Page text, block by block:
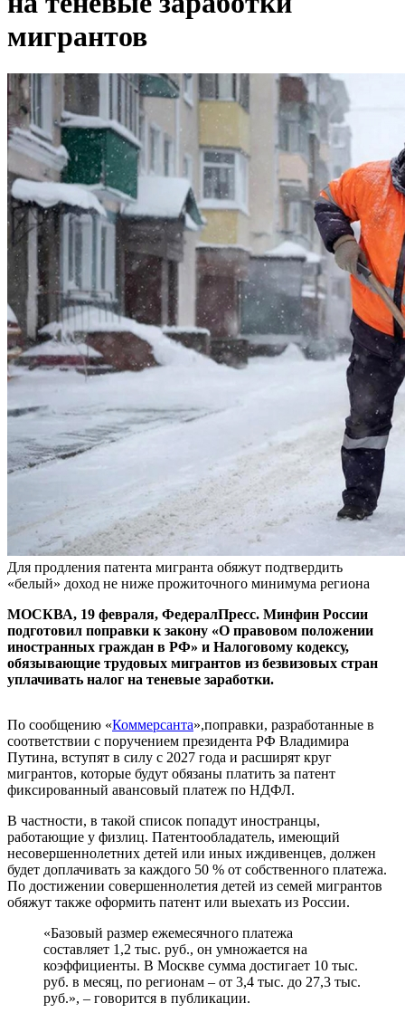
мигрантов
Для продления патента мигранта обяжут подтвердить
«белый» доход не ниже прожиточного минимума региона
МОСКВА, 19 февраля, ФедералПресс. Минфин России
подготовил поправки к закону «О правовом положении
иностранных граждан в РФ» и Налоговому кодексу,
обязывающие трудовых мигрантов из безвизовых стран
уплачивать налог на теневые заработки.
По сообщению «Коммерсанта»,поправки, разработанные в
соответствии с поручением президента РФ Владимира
Путина, вступят в силу с 2027 года и расширят круг
мигрантов, которые будут обязаны платить за патент
фиксированный авансовый платеж по НДФЛ.
В частности, в такой список попадут иностранцы,
работающие у физлиц. Патентообладатель, имеющий
несовершеннолетних детей или иных иждивенцев, должен
будет доплачивать за каждого 50 % от собственного платежа.
По достижении совершеннолетия детей из семей мигрантов
обяжут также оформить патент или выехать из России.
«Базовый размер ежемесячного платежа
составляет 1,2 тыс. руб., он умножается на
коэффициенты. В Москве сумма достигает 10 тыс.
руб. в месяц, по регионам – от 3,4 тыс. до 27,3 тыс.
руб.», – говорится в публикации.